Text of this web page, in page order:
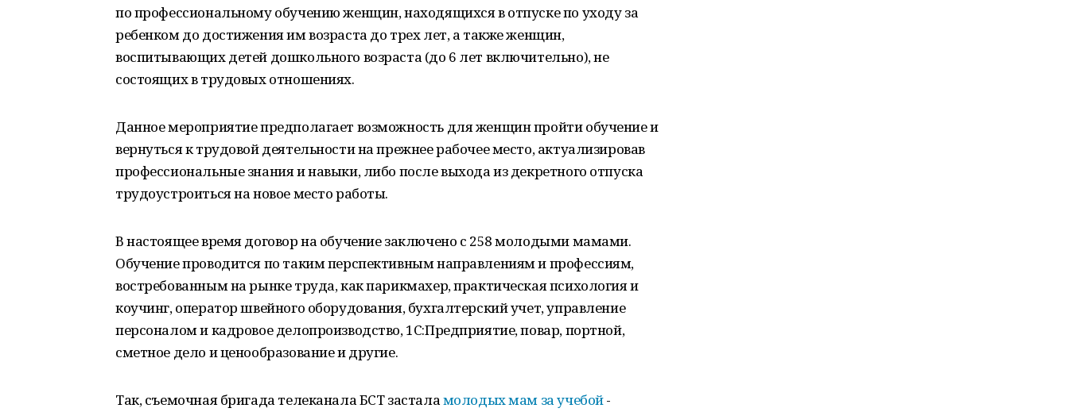
по профессиональному обучению женщин, находящихся в отпуске по уходу за
ребенком до достижения им возраста до трех лет, а также женщин,
воспитывающих детей дошкольного возраста (до 6 лет включительно), не
состоящих в трудовых отношениях.
Данное мероприятие предполагает возможность для женщин пройти обучение и
вернуться к трудовой деятельности на прежнее рабочее место, актуализировав
профессиональные знания и навыки, либо после выхода из декретного отпуска
трудоустроиться на новое место работы.
В настоящее время договор на обучение заключено с 258 молодыми мамами.
Обучение проводится по таким перспективным направлениям и профессиям,
востребованным на рынке труда, как парикмахер, практическая психология и
коучинг, оператор швейного оборудования, бухгалтерский учет, управление
персоналом и кадровое делопроизводство, 1С:Предприятие, повар, портной,
сметное дело и ценообразование и другие.
Так, съемочная бригада телеканала БСТ засталамолодых мам за учебой-